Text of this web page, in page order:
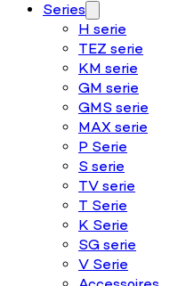
Series
H serie
TEZ serie
KM serie
GM serie
GMS serie
MAX serie
P Serie
S serie
TV serie
T Serie
K Serie
SG serie
V Serie